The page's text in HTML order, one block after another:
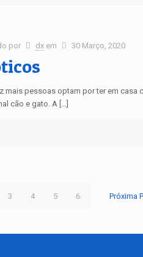
por dx em 30 Março, 2020
mais pessoas optam por ter em
cão e gato. A […]
3 4 5 6 Próxima